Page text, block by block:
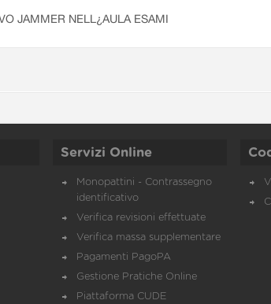
JAMMER NELL¿AULA ESAMI
Servizi Online
Monopattini - Contrassegno
identificativo
Verifica revisioni effettuate
Verifica massa supplementare
Pagamenti PagoPA
Gestione Pratiche Online
Piattaforma CUDE